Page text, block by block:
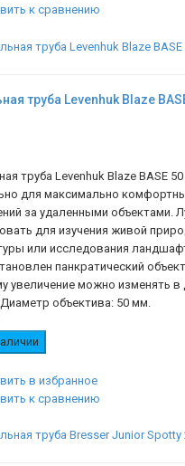
к сравнению
труба Levenhuk Blaze
труба Levenhuk Blaze BASE
для максимально
за удаленными объектами.
для изучения живой
или исследования
панкратический
увеличение можно изменять в
объектива: 50 мм.
в избранное
к сравнению